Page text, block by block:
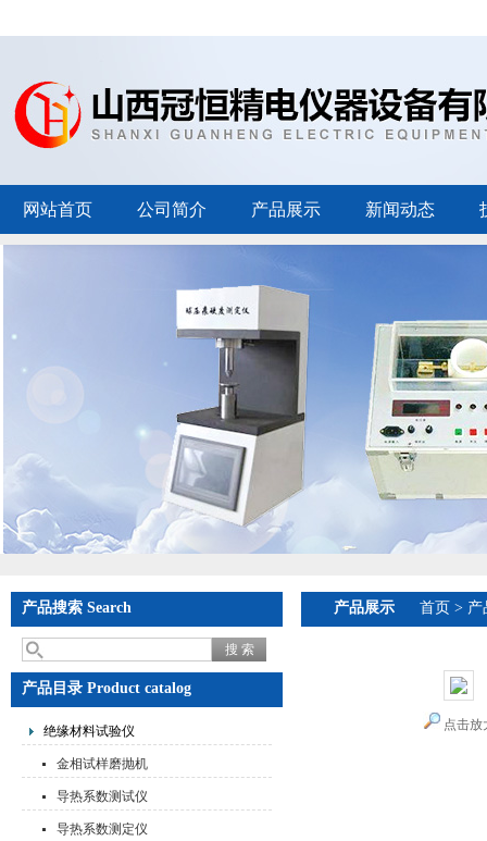
网站首页 公司简介 产品展示 新闻动态
产品搜索 Search
产品目录 Product catalog
绝缘材料试验仪
金相试样磨抛机
导热系数测试仪
导热系数测定仪
产品展示 首页 > 产
点击放